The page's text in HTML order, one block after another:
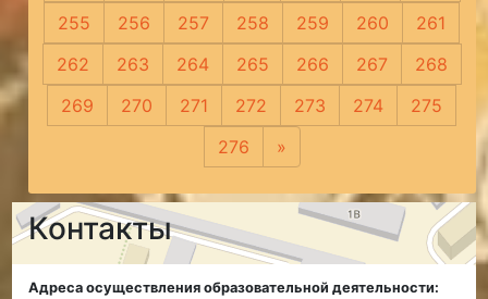
255
256 257 258 259 260
261
262
263 264 265 266 267
268
269
270 271 272 273 274
275
276
»
Контакты
Адреса осуществления образовательной деятельности: